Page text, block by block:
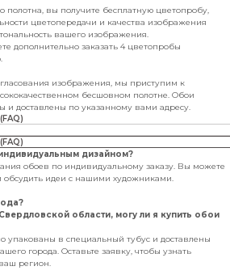
полотна, вы получите бесплатную цветопробу,
цветопередачи и качества изображения
вашего изображения.
дополнительно заказать 4 цветопробы
изображения, мы приступим к
бесшовном полотне. Обои
и доставлены по указанному вами адресу.
дизайном?
обоев по индивидуальному заказу. Вы можете
обсудить идеи с нашими художниками.
области, могу ли я купить обои
упакованы в специальный тубус и доставлены
города. Оставьте заявку, чтобы узнать
регион.